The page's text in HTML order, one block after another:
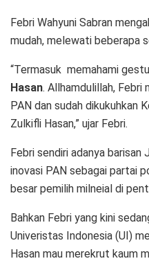
Febri Wahyuni Sabran
mudah, melewati beberapa
“Termasuk memahami
Hasan. Allhamdulillah, Febri
PAN dan sudah dikukuhkan
Zulkifli Hasan,” ujar Febri.
Febri sendiri adanya
inovasi PAN sebagai partai
besar pemilih milneial di
Bahkan Febri yang kini
Univeristas Indonesia (UI)
Hasan mau merekrut kaum